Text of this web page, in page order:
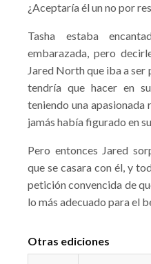
¿Aceptaría él un no por
Tasha estaba
embarazada, pero
Jared North que iba a
tendría que hacer en
teniendo una
jamás había figurado en
Pero entonces Jared
que se casara con él, y
petición convencida de
lo más adecuado para el
Otras ediciones